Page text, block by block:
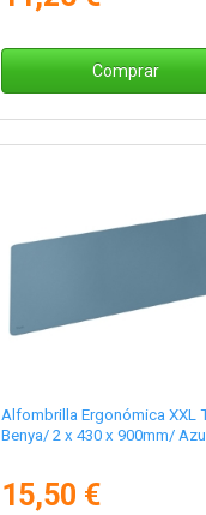
Comprar
Alfombrilla Ergonómica XXL
Benya/ 2 x 430 x 900mm/ Azul
15,50 €